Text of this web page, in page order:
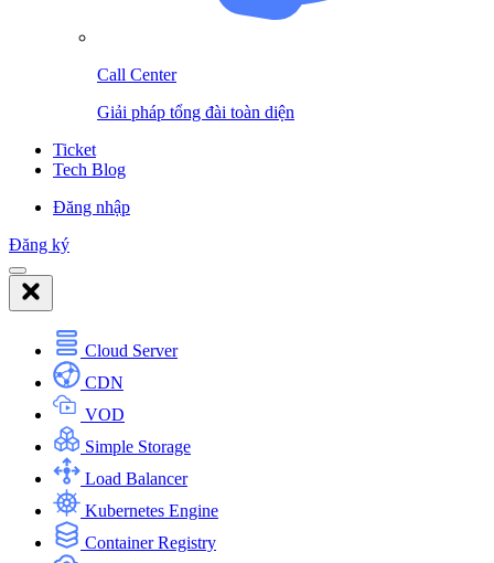
Call Center
Giải pháp tổng đài toàn diện
Ticket
Tech Blog
Đăng nhập
Đăng ký
Cloud Server
CDN
VOD
Simple Storage
Load Balancer
Kubernetes Engine
Container Registry